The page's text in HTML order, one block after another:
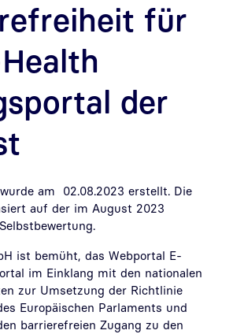
für
der
am 02.08.2023 erstellt. Die
auf der im August 2023
ist bemüht, das Webportal E-
im Einklang mit den nationalen
zur Umsetzung der Richtlinie
Europäischen Parlaments und
barrierefreien Zugang zu den